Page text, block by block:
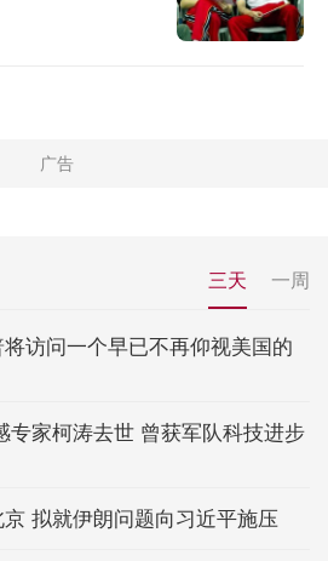
三天 一周
访问一个早已不再仰视美国的
专家柯涛去世 曾获军队科技进步
拟就伊朗问题向习近平施压